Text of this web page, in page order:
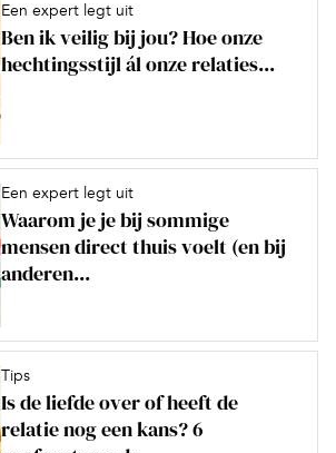
Een expert legt uit
Ben ik veilig bij jou? Hoe onze
hechtingsstijl ál onze relaties...
Een expert legt uit
Waarom je je bij sommige
mensen direct thuis voelt (en bij
anderen...
Tips
Is de liefde over of heeft de
relatie nog een kans? 6